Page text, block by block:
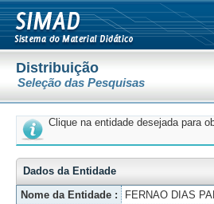
Distribuição
Seleção das Pesquisas
Clique na entidade desejada para
Dados da Entidade
Nome da Entidade :
FERNAO DIAS